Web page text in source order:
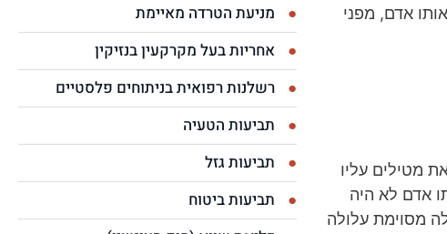
אדם, מפני
מטילים עליו
אדם לא היה
מסוימת עלולה
מניעת הטרדה מאיימת
אחריות בעל מקרקעין בנזיקין
רשלנות רפואית בניתוחים פלסטיים
תביעות הטעיה
תביעות גזל
תביעות ביטוח